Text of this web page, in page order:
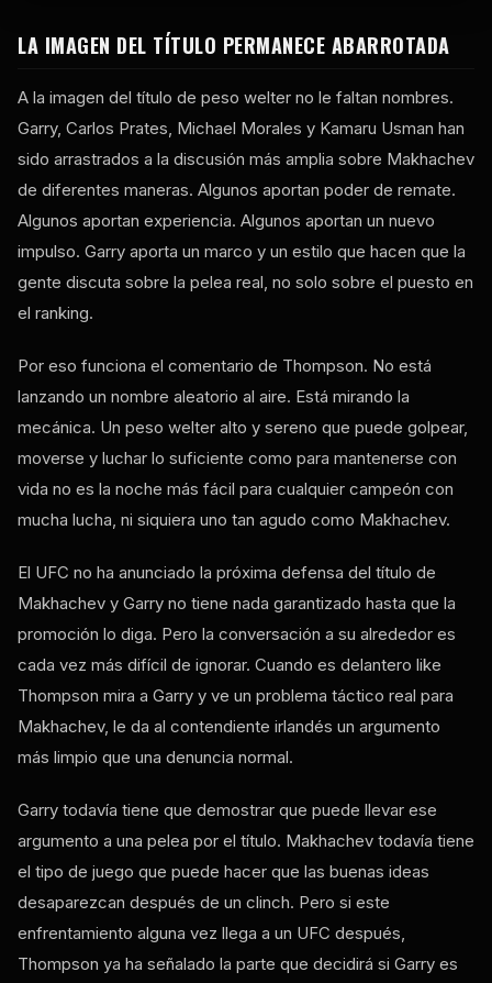
LA IMAGEN DEL TÍTULO PERMANECE ABARROTADA
A la imagen del título de peso welter no le faltan nombres.
Garry, Carlos Prates, Michael Morales y Kamaru Usman han
sido arrastrados a la discusión más amplia sobre Makhachev
de diferentes maneras. Algunos aportan poder de remate.
Algunos aportan experiencia. Algunos aportan un nuevo
impulso. Garry aporta un marco y un estilo que hacen que la
gente discuta sobre la pelea real, no solo sobre el puesto en
el ranking.
Por eso funciona el comentario de Thompson. No está
lanzando un nombre aleatorio al aire. Está mirando la
mecánica. Un peso welter alto y sereno que puede golpear,
moverse y luchar lo suficiente como para mantenerse con
vida no es la noche más fácil para cualquier campeón con
mucha lucha, ni siquiera uno tan agudo como Makhachev.
El UFC no ha anunciado la próxima defensa del título de
Makhachev y Garry no tiene nada garantizado hasta que la
promoción lo diga. Pero la conversación a su alrededor es
cada vez más difícil de ignorar. Cuando es delantero like
Thompson mira a Garry y ve un problema táctico real para
Makhachev, le da al contendiente irlandés un argumento
más limpio que una denuncia normal.
Garry todavía tiene que demostrar que puede llevar ese
argumento a una pelea por el título. Makhachev todavía tiene
el tipo de juego que puede hacer que las buenas ideas
desaparezcan después de un clinch. Pero si este
enfrentamiento alguna vez llega a un UFC después,
Thompson ya ha señalado la parte que decidirá si Garry es